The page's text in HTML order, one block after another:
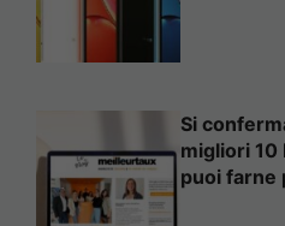
Si
migliori 10
puoi farne